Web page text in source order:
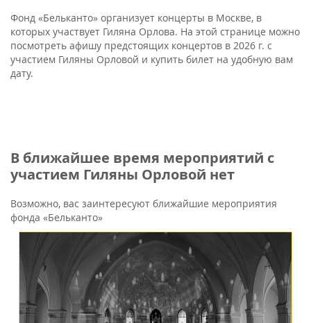
Фонд «Бельканто» организует концерты в Москве, в
которых участвует Гиляна Орлова. На этой странице можно
посмотреть афишу предстоящих концертов в 2026 г. с
участием Гиляны Орловой и купить билет на удобную вам
дату.
В ближайшее время мероприятий с
участием Гиляны Орловой нет
Возможно, вас заинтересуют ближайшие мероприятия
фонда «Бельканто»